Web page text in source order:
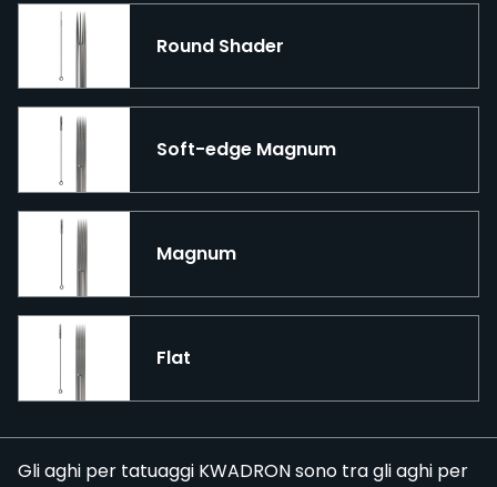
Round Shader
Soft-edge Magnum
Magnum
Flat
Gli aghi per tatuaggi KWADRON sono tra gliaghi per